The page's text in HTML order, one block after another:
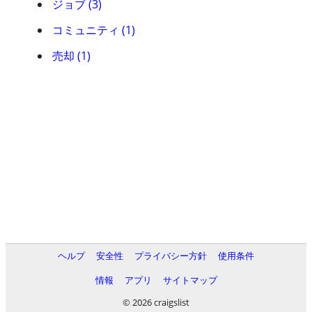
ジョブ (3)
コミュニティ (1)
売却 (1)
ヘルプ 安全性 プライバシー方針
使用条件
情報
アプリ
サイトマップ
© 2026 craigslist